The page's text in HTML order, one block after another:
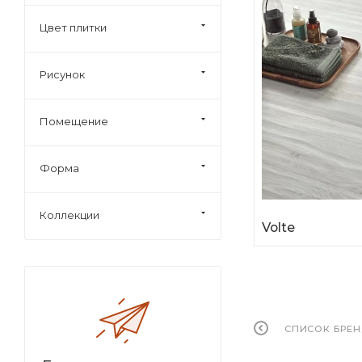
Volte
СПИСОК
Цвет плитки
Рисунок
Помещение
Форма
Коллекции